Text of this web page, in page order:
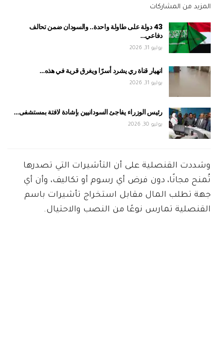
المزيد من المشاركات
43 دولة على طاولة واحدة.. والسودان ضمن تحالف
دفاعي…
يوليو 31, 2026
انهيار قناة ري يشرد أسرًا ويغرق قرية في هذه…
يوليو 31, 2026
رئيس الوزراء يفاجئ السودانيين بإشادة لافتة بمستشفى…
يوليو 30, 2026
وشددت القنصلية على أن التأشيرات التي تصدرها
تُمنح مجانًا، دون فرض أي رسوم أو تكاليف، وأن أي
جهة تطلب المال مقابل استخراج تأشيرات باسم
القنصلية تمارس نوعًا من النصب والاحتيال.